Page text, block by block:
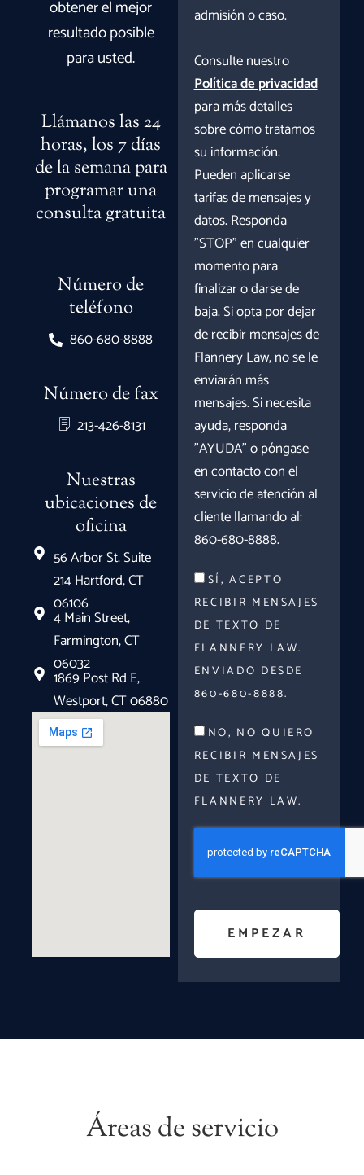
obtener el mejor
resultado posible
para usted.
Llámanos las 24
horas, los 7 días
de la semana para
programar una
consulta gratuita
Número de
teléfono
860-680-8888
Número de fax
213-426-8131
Nuestras
ubicaciones de
oficina
56 Arbor St. Suite
214 Hartford, CT
06106
4 Main Street,
Farmington, CT
06032
1869 Post Rd E,
Westport, CT 06880
admisión o caso.
Consulte nuestro
Política de privacidad
para más detalles
sobre cómo tratamos
su información.
Pueden aplicarse
tarifas de mensajes y
datos. Responda
"STOP" en cualquier
momento para
finalizar o darse de
baja. Si opta por dejar
de recibir mensajes de
Flannery Law, no se le
enviarán más
mensajes. Si necesita
ayuda, responda
"AYUDA" o póngase
en contacto con el
servicio de atención al
cliente llamando al:
860-680-8888.
SÍ, ACEPTO
RECIBIR MENSAJES
DE TEXTO DE
FLANNERY LAW.
ENVIADO DESDE
860-680-8888.
NO, NO QUIERO
RECIBIR MENSAJES
DE TEXTO DE
FLANNERY LAW.
EMPEZAR
Áreas de servicio